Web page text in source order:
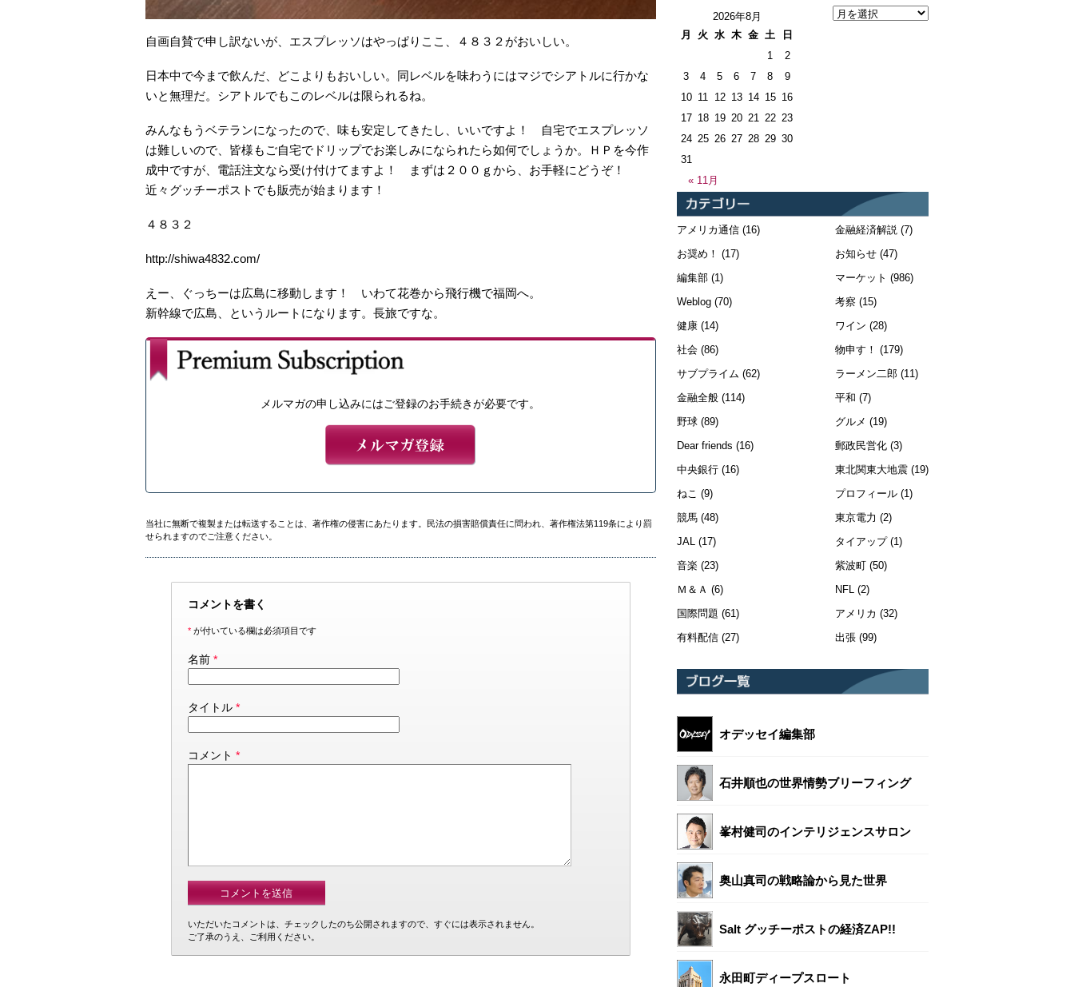
自画自賛で申し訳ないが、エスプレッソはやっぱりここ、４８３２がおいしい。
日本中で今まで飲んだ、どこよりもおいしい。同レベルを味わうにはマジでシアトルに行かな
いと無理だ。シアトルでもこのレベルは限られるね。
みんなもうベテランになったので、味も安定してきたし、いいですよ！ 自宅でエスプレッソ
は難しいので、皆様もご自宅でドリップでお楽しみになられたら如何でしょうか。ＨＰを今作
成中ですが、電話注文なら受け付けてますよ！ まずは２００ｇから、お手軽にどうぞ！
近々グッチーポストでも販売が始まります！
４８３２
http://shiwa4832.com/
えー、ぐっちーは広島に移動します！ いわて花巻から飛行機で福岡へ。
新幹線で広島、というルートになります。長旅ですな。
メルマガの申し込みにはご登録のお手続きが必要です。
当社に無断で複製または転送することは、著作権の侵害にあたります。民法の損害賠償責任に問われ、著作権法第119条により罰
せられますのでご注意ください。
コメントを書く
*が付いている欄は必須項目です
名前 *
タイトル *
コメント *
いただいたコメントは、チェックしたのち公開されますので、すぐには表示されません。
ご了承のうえ、ご利用ください。
2026年8月
月
火 水 木 金 土 日
« 11月
1
2
3
4 5 6 7 8
9
10 11 12 13 14 15 16
17 18 19 20 21 22 23
24 25 26 27 28 29 30
31
アメリカ通信 (16)
お奨め！ (17)
編集部 (1)
Weblog (70)
健康 (14)
社会 (86)
サブプライム (62)
金融全般 (114)
野球 (89)
Dear friends (16)
中央銀行 (16)
ねこ (9)
競馬 (48)
JAL (17)
音楽 (23)
Ｍ＆Ａ (6)
国際問題 (61)
有料配信 (27)
金融経済解説(7)
お知らせ(47)
マーケット (986)
考察 (15)
ワイン (28)
物申す！ (179)
ラーメン二郎(11)
平和 (7)
グルメ (19)
郵政民営化(3)
東北関東大地震(19)
プロフィール(1)
東京電力 (2)
タイアップ(1)
紫波町(50)
NFL(2)
アメリカ (32)
出張(99)
オデッセイ編集部
石井順也の世界情勢ブリーフィング
峯村健司のインテリジェンスサロン
奥山真司の戦略論から見た世界
Salt グッチーポストの経済ZAP!!
永田町ディープスロート